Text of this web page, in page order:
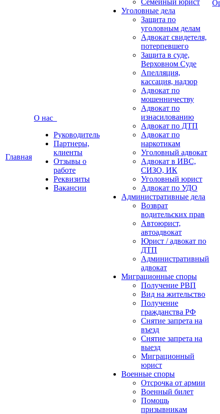
Главная
О нас
Руководитель
Партнеры,
клиенты
Отзывы о
работе
Реквизиты
Вакансии
Семейный юрист
Уголовные дела
Защита по
уголовным делам
Адвокат свидетеля,
потерпевшего
Защита в суде,
Верховном Суде
Апелляция,
кассация, надзор
Адвокат по
мошенничеству
Адвокат по
изнасилованию
Адвокат по ДТП
Адвокат по
наркотикам
Уголовный адвокат
Адвокат в ИВС,
СИЗО, ИК
Уголовный юрист
Адвокат по УДО
Административные дела
Возврат
водительских прав
Автоюрист,
автоадвокат
Юрист / адвокат по
ДТП
Административный
адвокат
Миграционные споры
Получение РВП
Вид на жительство
Получение
гражданства РФ
Снятие запрета на
въезд
Снятие запрета на
выезд
Миграционный
юрист
Военные споры
Отсрочка от армии
Военный билет
Помощь
призывникам